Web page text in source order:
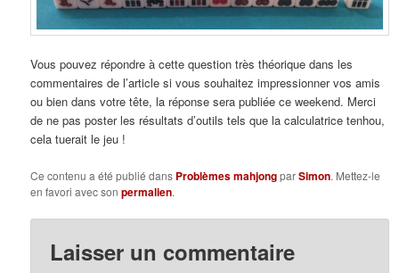
Vous pouvez répondre à cette question très théorique dans les
commentaires de l’article si vous souhaitez impressionner vos amis
ou bien dans votre tête, la réponse sera publiée ce weekend. Merci
de ne pas poster les résultats d’outils tels que la calculatrice tenhou,
cela tuerait le jeu !
Ce contenu a été publié dans Problèmes mahjongparSimon. Mettez-le
en favori avec sonpermalien.
Laisser un commentaire